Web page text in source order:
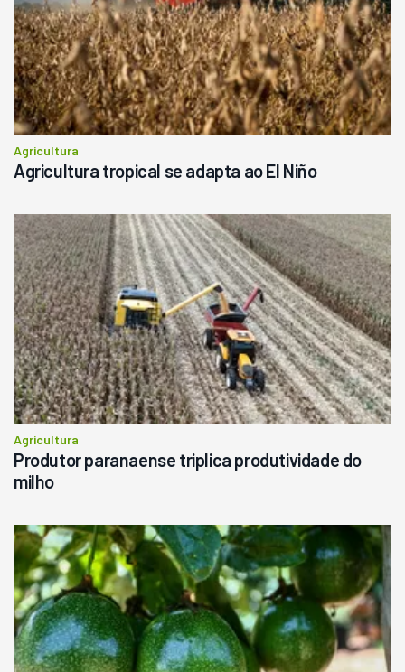
Consultar
Agricultura
Agricultura tropical se adapta ao El Niño
Agricultura
Produtor paranaense triplica produtividade do
milho